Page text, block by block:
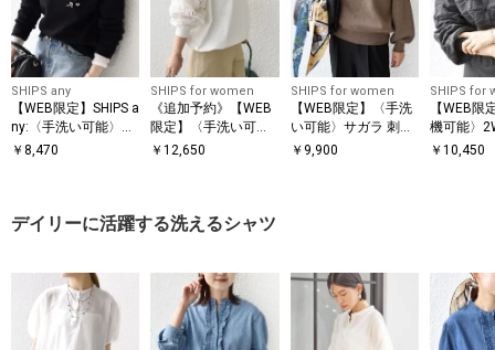
SHIPS any
【WEB限定】SHIPS a
ny:〈手洗い可能〉裏
起毛 ビジュー クルー
￥ 8,470
SHIPS for women
《追加予約》【WEB
限定】〈手洗い可
能〉レース コンビ カ
￥12,650
SHIPS for women
【WEB限定】〈手洗
い可能〉サガラ 刺繍
ロゴ ニット プルオー
￥ 9,900
SHIPS for
【WEB限
機可能〉
ワー ジャ
￥10,450
デイリーに活躍する洗えるシャツ